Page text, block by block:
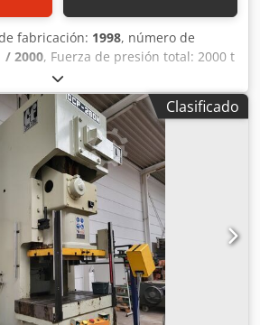
fabricación: 1998, número de
/ 2000, Fuerza de presión total: 2000 t
mm Dkedpfxeyvz U Io Algor Ajuste
de instalación (carrera inferior,
mm Distancia entre los soportes L-D:
las bandejas de recogida de
lateral: 2600 x 2400 mm Superficie
aproximadamente 5000 x 2700 mm
del pistón: aproximadamente 5000 x
cojín de extracción en la mesa: 400 t
350 mm Superficie del
x 2100 mm Fuerza del cojín de
200 t Carrera del expulsor en el
de carreras por minuto: 8 - 14
350 kW Altura sobre el suelo:
mm Peso máximo de la
Clasificado